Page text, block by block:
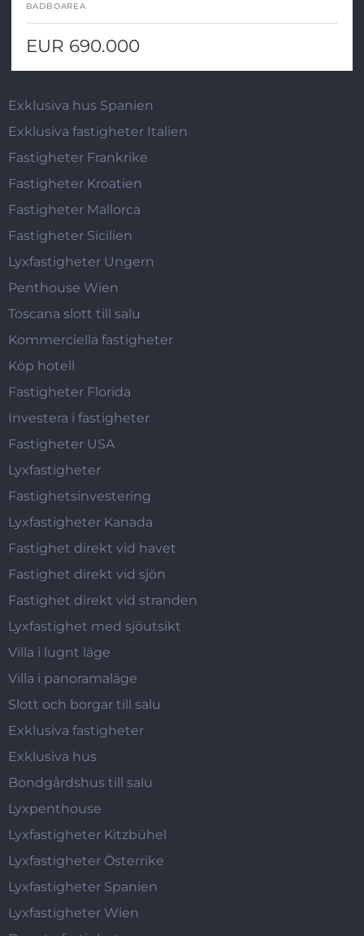
BADBOAREA
EUR 690.000
Exklusiva hus Spanien
Exklusiva fastigheter Italien
Fastigheter Frankrike
Fastigheter Kroatien
Fastigheter Mallorca
Fastigheter Sicilien
Lyxfastigheter Ungern
Penthouse Wien
Toscana slott till salu
Kommerciella fastigheter
Köp hotell
Fastigheter Florida
Investera i fastigheter
Fastigheter USA
Lyxfastigheter
Fastighetsinvestering
Lyxfastigheter Kanada
Fastighet direkt vid havet
Fastighet direkt vid sjön
Fastighet direkt vid stranden
Lyxfastighet med sjöutsikt
Villa i lugnt läge
Villa i panoramaläge
Slott och borgar till salu
Exklusiva fastigheter
Exklusiva hus
Bondgårdshus till salu
Lyxpenthouse
Lyxfastigheter Kitzbühel
Lyxfastigheter Österrike
Lyxfastigheter Spanien
Lyxfastigheter Wien